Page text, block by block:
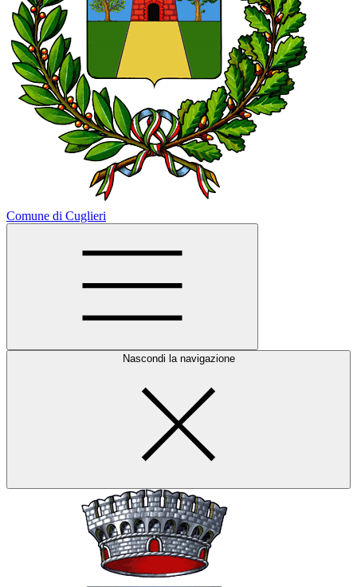
Comune di Cuglieri
Nascondi la navigazione